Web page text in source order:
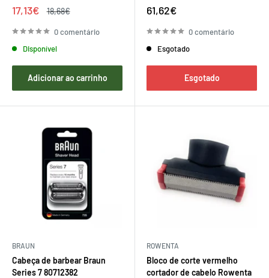
Preço
venda
17,13€
Preço
18,68€
0 comentário
Disponível
Adicionar ao carrinho
Preço
venda
61,62€
0 comentário
Esgotado
Esgotado
BRAUN
Cabeça de barbear Braun
Series 7 80712382
ROWENTA
Bloco de corte vermelho
cortador de cabelo Rowenta